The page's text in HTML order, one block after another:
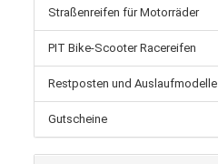
Straßenreifen für Motorräder
PIT Bike-Scooter Racereifen
Restposten und Auslaufmodelle
Gutscheine